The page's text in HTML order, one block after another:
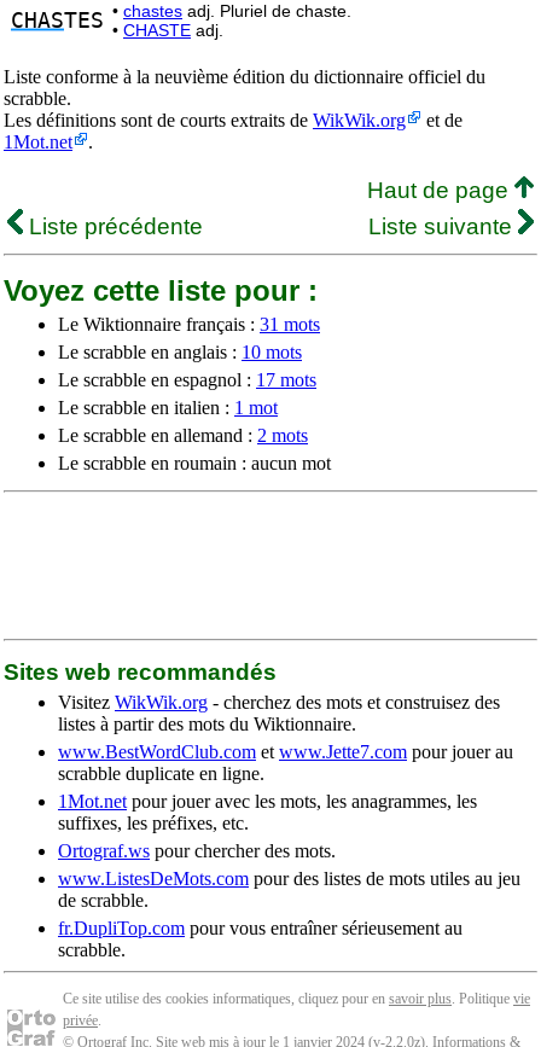
CHASTES • chastes adj. Pluriel de chaste.
• CHASTE adj.
Liste conforme à la neuvième édition du dictionnaire officiel du
scrabble.
Les définitions sont de courts extraits de WikWik.org
et de
1Mot.net
.
Haut de page
Liste précédente
Liste suivante
Voyez cette liste pour :
Le Wiktionnaire français : 31 mots
Le scrabble en anglais : 10 mots
Le scrabble en espagnol : 17 mots
Le scrabble en italien : 1 mot
Le scrabble en allemand : 2 mots
Le scrabble en roumain : aucun mot
Sites web recommandés
Visitez WikWik.org - cherchez des mots et construisez des
listes à partir des mots du Wiktionnaire.
www.BestWordClub.com et www.Jette7.com pour jouer au
scrabble duplicate en ligne.
1Mot.net pour jouer avec les mots, les anagrammes, les
suffixes, les préfixes, etc.
Ortograf.ws pour chercher des mots.
www.ListesDeMots.com pour des listes de mots utiles au jeu
de scrabble.
fr.DupliTop.com pour vous entraîner sérieusement au
scrabble.
Ce site utilise des cookies informatiques, cliquez pour en savoir plus. Politique vie
privée.
© Ortograf Inc. Site web mis à jour le 1 janvier 2024 (v-2.2.0z). Informations &